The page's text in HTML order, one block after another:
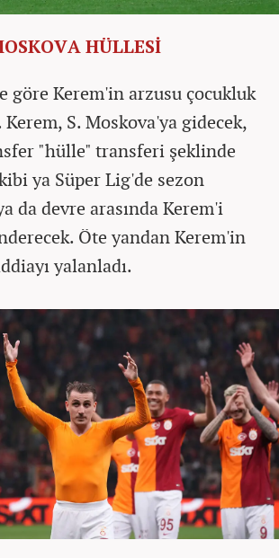
HÜLLESİ
göre Kerem'in arzusu çocukluk
Kerem, S. Moskova'ya gidecek,
"hülle" transferi şeklinde
ya Süper Lig'de sezon
da devre arasında Kerem'i
Öte yandan Kerem'in
yalanladı.